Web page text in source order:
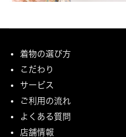
着物の選び方
こだわり
サービス
ご利用の流れ
よくある質問
店舗情報